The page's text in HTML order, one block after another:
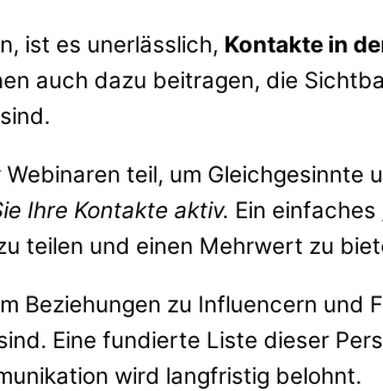
ist es unerlässlich, Kontakte in
auch dazu beitragen, die
teil, um
Ihre Kontakte aktiv. Ein einfaches
teilen und einen Mehrwert zu
Beziehungen zu Influencern und
Eine fundierte Liste dieser
wird langfristig belohnt.